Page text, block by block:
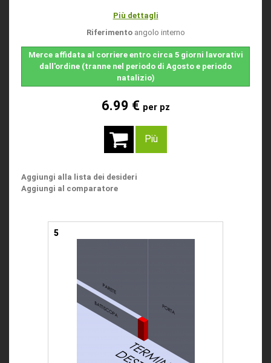
Più dettagli
Riferimento angolo interno
Merce affidata al corriere entro circa 5 giorni lavorativi
dall'ordine (tranne nel periodo di Agosto e periodo
natalizio)
6.99 € per pz
Più
Aggiungi alla lista dei desideri
Aggiungi al comparatore
5